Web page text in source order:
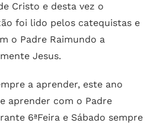
Cristo e desta vez o
foi lido pelos catequistas e
o Padre Raimundo a
Jesus.
a aprender, este ano
aprender com o Padre
6ªFeira e Sábado sempre